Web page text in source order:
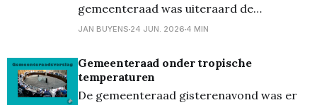
gemeenteraad was uiteraard de
voorstelling van de Rekening van 2025.
schepen Sofie Mertens (CD&V).
Belangrijkste punt dat ze aanhaalde was
de ondertussen alom gekende vergissing
JAN BUYENS 24 JUN. 2026 4 MIN
Gemeenteraad onder tropische
temperaturen
De gemeenteraad gisterenavond was er